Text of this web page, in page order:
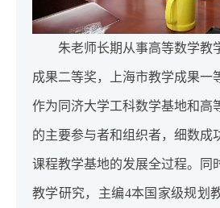
朱老师长期从事高等数学教
成果二等奖，上海市教学成果一
作为同济大学工科数学基地和高
的主要参与者和组织者，细数成
课程教学基地的发展全过程。同
教学研究，主编4本国家级规划